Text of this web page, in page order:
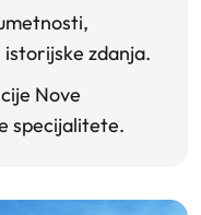
zdanja.
Nove
specijalitete.